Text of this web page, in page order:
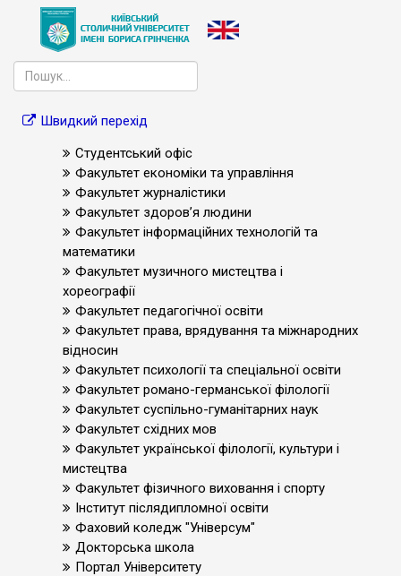
Швидкий перехід
Студентський офіс
Факультет економіки та управління
Факультет журналістики
Факультет здоров’я людини
Факультет інформаційних технологій та
математики
Факультет музичного мистецтва і
хореографії
Факультет педагогічної освіти
Факультет права, врядування та міжнародних
відносин
Факультет психології та спеціальної освіти
Факультет романо-германської філології
Факультет суспільно-гуманітарних наук
Факультет східних мов
Факультет української філології, культури і
мистецтва
Факультет фізичного виховання і спорту
Інститут післядипломної освіти
Фаховий коледж "Універсум"
Докторська школа
Портал Університету